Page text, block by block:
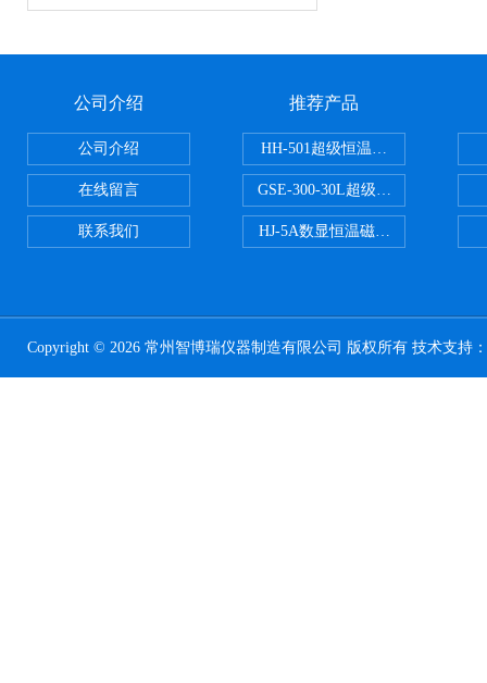
公司介绍
公司介绍
在线留言
联系我们
推荐产品
HH-501超级恒温水浴
GSE-300-30L超级循环恒温油浴锅
HJ-5A数显恒温磁力搅拌器
Copyright © 2026 常州智博瑞仪器制造有限公司 版权所有 技术支持：